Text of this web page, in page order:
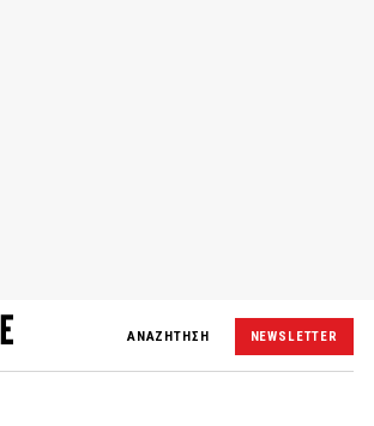
ΑΝΑΖΗΤΗΣΗ NEWSLETTER